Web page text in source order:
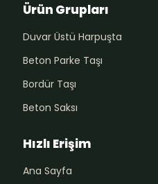
Ürün Grupları
Duvar Üstü Harpuşta
Beton Parke Taşı
Bordür Taşı
Beton Saksı
Hızlı Erişim
Ana Sayfa